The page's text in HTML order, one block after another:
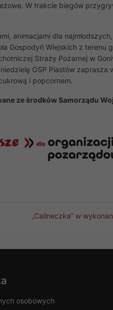
W trakcie biegów
animacjami dla
Gospodyń Wiejskich z terenu
Straży Pożarnej w
OSP Piastów zaprasza
i popcornem.
ze środków Samorządu
„Calineczka” w
osobowych